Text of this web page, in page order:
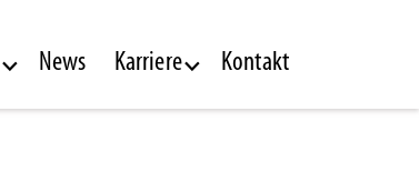
News Karriere Kontakt